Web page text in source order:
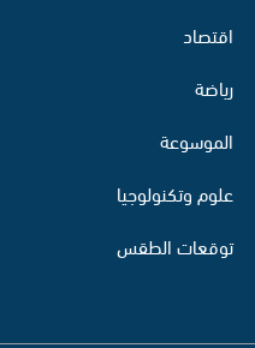
اقتصاد
رياضة
الموسوعة
علوم وتكنولوجيا
توقعات الطقس